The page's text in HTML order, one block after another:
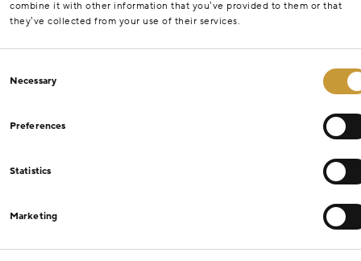
combine it with other information that you’ve provided to them or that
they’ve collected from your use of their services.
Selection
Necessary
Preferences
Statistics
Marketing